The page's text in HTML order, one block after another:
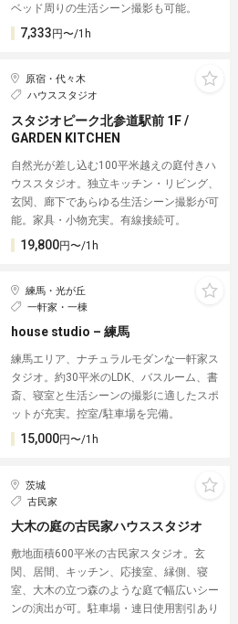
ベッド周りの生活シーン撮影も可能。
7,333円〜/1h
原宿・代々木
ハウススタジオ
スタジオピーク北参道駅前 1F /
GARDEN KITCHEN︎
自然光が差し込む100平米越えの庭付きハ
ウススタジオ。独立キッチン・リビング、
玄関、廊下であらゆる生活シーン撮影が可
能。家具・小物充実。有線接続可。
19,800円〜/1h
練馬・光が丘
一軒家・一棟
house studio – 練馬
練馬エリア、ナチュラルモダンな一軒家ス
タジオ。約30平米のLDK、バスルーム、書
斎、寝室と生活シーンの撮影に適したスポ
ットが充実。控室/駐車場を完備。
15,000円〜/1h
茨城
古民家
大木の庭の古民家ハウススタジオ
敷地面積600平米の古民家スタジオ。玄
関、居間、キッチン、応接室、縁側、寝
室、大木の立つ森のような庭で幅広いシー
ンの演出が可。駐車場・連日使用割引あり